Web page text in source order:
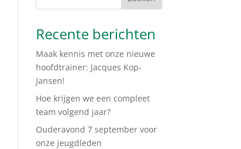
Recente berichten
Maak kennis met onze nieuwe
hoofdtrainer: Jacques Kop-
Jansen!
Hoe krijgen we een compleet
team volgend jaar?
Ouderavond 7 september voor
onze jeugdleden